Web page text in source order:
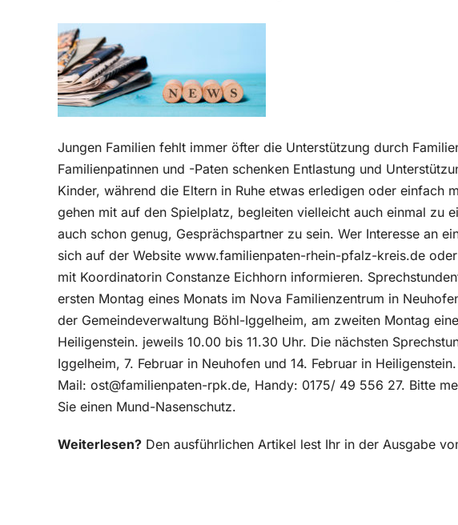
Jungen Familien fehlt immer öfter die Unterstützung durch
Familienpatinnen und -Paten schenken Entlastung und
Kinder, während die Eltern in Ruhe etwas erledigen oder einfach
gehen mit auf den Spielplatz, begleiten vielleicht auch einmal zu
auch schon genug, Gesprächspartner zu sein. Wer Interesse an
sich auf der Website www.familienpaten-rhein-pfalz-kreis.de
mit Koordinatorin Constanze Eichhorn informieren.
ersten Montag eines Monats im Nova Familienzentrum in
der Gemeindeverwaltung Böhl-Iggelheim, am zweiten Montag
Heiligenstein. jeweils 10.00 bis 11.30 Uhr. Die nächsten
Iggelheim, 7. Februar in Neuhofen und 14. Februar in
Mail: ost@familienpaten-rpk.de, Handy: 0175/ 49 556 27. Bitte
Sie einen Mund-Nasenschutz.
Weiterlesen? Den ausführlichen Artikel lest Ihr in der Ausgabe